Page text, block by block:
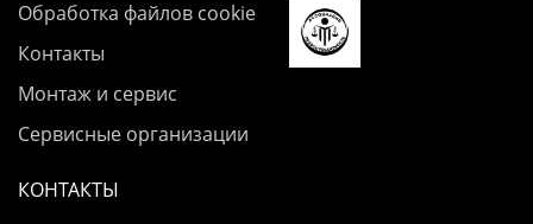
Обработка файлов cookie
Контакты
Монтаж и сервис
Сервисные организации
КОНТАКТЫ